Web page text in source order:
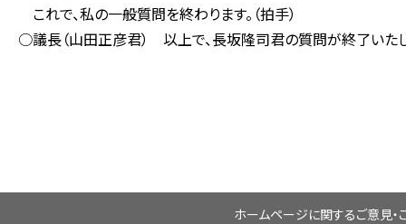
これで、私の一般質問を終わります。（拍手）
○議長（山田正彦君） 以上で、長坂隆司君の質問が終了いた
ホームページに関するご意見・